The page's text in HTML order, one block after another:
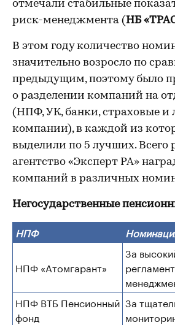
отмечали стабильные
риск-менеджмента (НБ
В этом году количество
значительно возросло по
предыдущим, поэтому было
о разделении компаний на
(НПФ, УК, банки, страховые и
компании), в каждой из
выделили по 5 лучших. Всего
агентство «Эксперт РА»
компаний в различных
Негосударственные
НПФ
НПФ «Атомгарант»
За
НПФ ВТБ Пенсионный
фонд
За